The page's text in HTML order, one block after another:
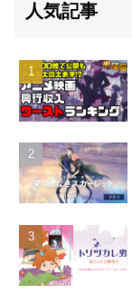
人気記事